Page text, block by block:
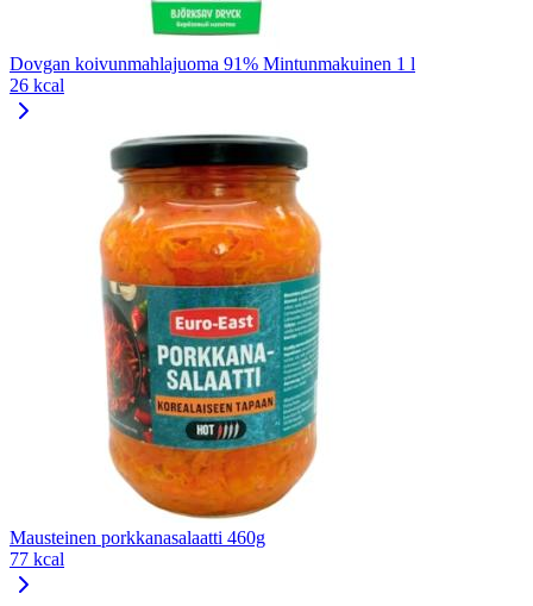
Dovgan koivunmahlajuoma 91% Mintunmakuinen 1 l
26 kcal
Mausteinen porkkanasalaatti 460g
77 kcal